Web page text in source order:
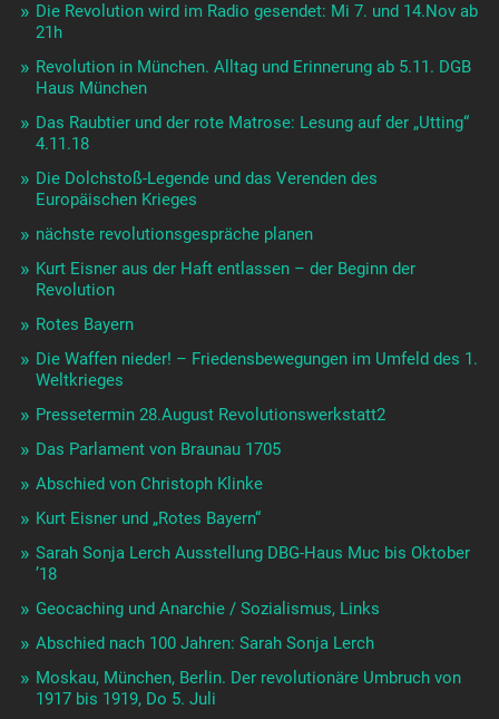
Die Revolution wird im Radio gesendet: Mi 7. und 14.Nov ab
21h
Revolution in München. Alltag und Erinnerung ab 5.11. DGB
Haus München
Das Raubtier und der rote Matrose: Lesung auf der „Utting“
4.11.18
Die Dolchstoß-Legende und das Verenden des
Europäischen Krieges
nächste revolutionsgespräche planen
Kurt Eisner aus der Haft entlassen – der Beginn der
Revolution
Rotes Bayern
Die Waffen nieder! – Friedensbewegungen im Umfeld des 1.
Weltkrieges
Pressetermin 28.August Revolutionswerkstatt2
Das Parlament von Braunau 1705
Abschied von Christoph Klinke
Kurt Eisner und „Rotes Bayern“
Sarah Sonja Lerch Ausstellung DBG-Haus Muc bis Oktober
’18
Geocaching und Anarchie / Sozialismus, Links
Abschied nach 100 Jahren: Sarah Sonja Lerch
Moskau, München, Berlin. Der revolutionäre Umbruch von
1917 bis 1919, Do 5. Juli